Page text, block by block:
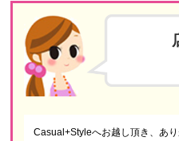
Casual+Styleへお越し頂き、あ